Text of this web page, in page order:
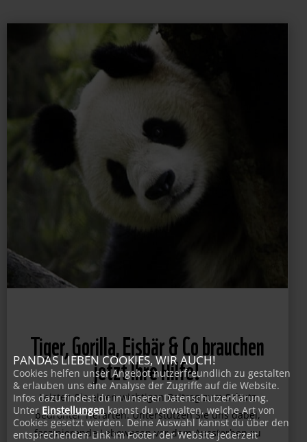
Tiger, Gorilla, Eisbär & Co brauchen
jetzt Ihre Hilfe!
Leisten Sie einen wichtigen Beitrag zum Schutz
bedrohter Tierarten. Unterstützen Sie uns dabei,
PANDAS LIEBEN COOKIES, WIR AUCH!
Cookies helfen unser Angebot nutzerfreundlich zu gestalten
& erlauben uns eine Analyse der Zugriffe auf die Website.
Infos dazu findest du in unserer Datenschutzerklärung.
Unter Einstellungen kannst du verwalten, welche Art von
Cookies gesetzt werden. Deine Auswahl kannst du über den
entsprechenden Link im Footer der Website jederzeit